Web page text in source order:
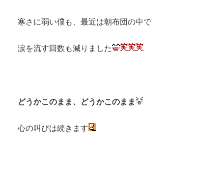
寒さに弱い僕も、最近は朝布団の中で
涙を流す回数も減りました
どうかこのまま、どうかこのまま
心の叫びは続きます